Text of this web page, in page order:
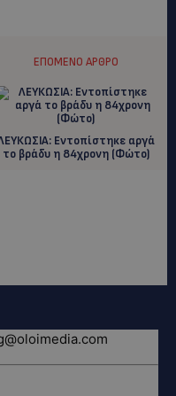
ΕΠΌΜΕΝΟ ΆΡΘΡΟ
Εντοπίστηκε αργά
το βράδυ η 84χρονη (Φώτο)